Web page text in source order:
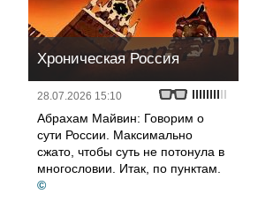
Хроническая Россия
28.07.2026 15:10
Абрахам Майвин: Говорим о
сути России. Максимально
сжато, чтобы суть не потонула в
многословии. Итак, по пунктам.
©